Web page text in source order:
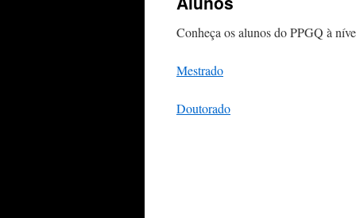
Conheça os alunos do PPGQ à
Mestrado
Doutorado